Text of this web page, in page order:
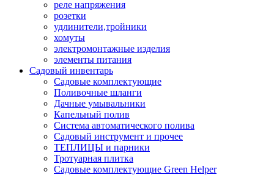
реле напряжения
розетки
удлинители,тройники
хомуты
электромонтажные изделия
элементы питания
Садовый инвентарь
Садовые комплектующие
Поливочные шланги
Дачные умывальники
Капельный полив
Система автоматического полива
Садовый инструмент и прочее
ТЕПЛИЦЫ и парники
Тротуарная плитка
Садовые комплектующие Green Helper